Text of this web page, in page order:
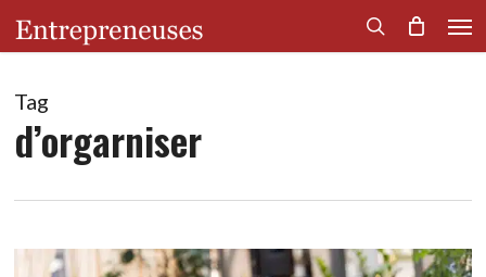
content
search
Tag
d’orgarniser